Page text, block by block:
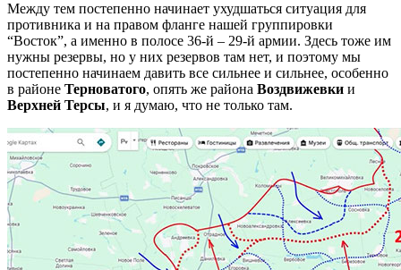
Между тем постепенно начинает ухудшаться ситуация для
противника и на правом фланге нашей группировки
“Восток”, а именно в полосе 36-й – 29-й армии. Здесь тоже им
нужны резервы, но у них резервов там нет, и поэтому мы
постепенно начинаем давить все сильнее и сильнее, особенно
в районе Терноватого, опять же района Воздвижевки и
Верхней Терсы, и я думаю, что не только там.